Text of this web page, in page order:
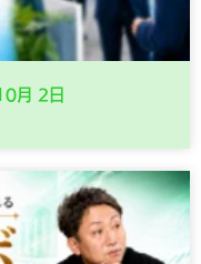
月 2日